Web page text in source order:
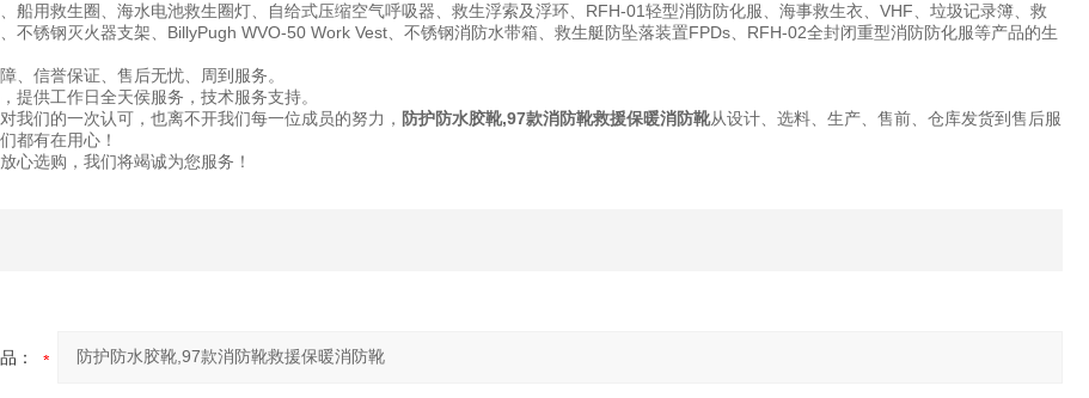
船用救生圈、海水电池救生圈灯、自给式压缩空气呼吸器、救生浮索及浮环、RFH-01轻型消防防化服、海事救生衣、VHF、垃圾记录簿、救
不锈钢灭火器支架、BillyPugh WVO-50 Work Vest、不锈钢消防水带箱、救生艇防坠落装置FPDs、RFH-02全封闭重型消防防化服等产品的生
、信誉保证、售后无忧、周到服务。
提供工作日全天侯服务，技术服务支持。
我们的一次认可，也离不开我们每一位成员的努力， 防护防水胶靴,97款消防靴救援保暖消防靴从设计、选料、生产、售前、仓库发货到售后服
都有在用心！
心选购，我们将竭诚为您服务！
：